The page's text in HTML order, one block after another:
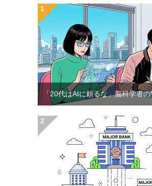
「20代はAIに頼るな」脳科学者